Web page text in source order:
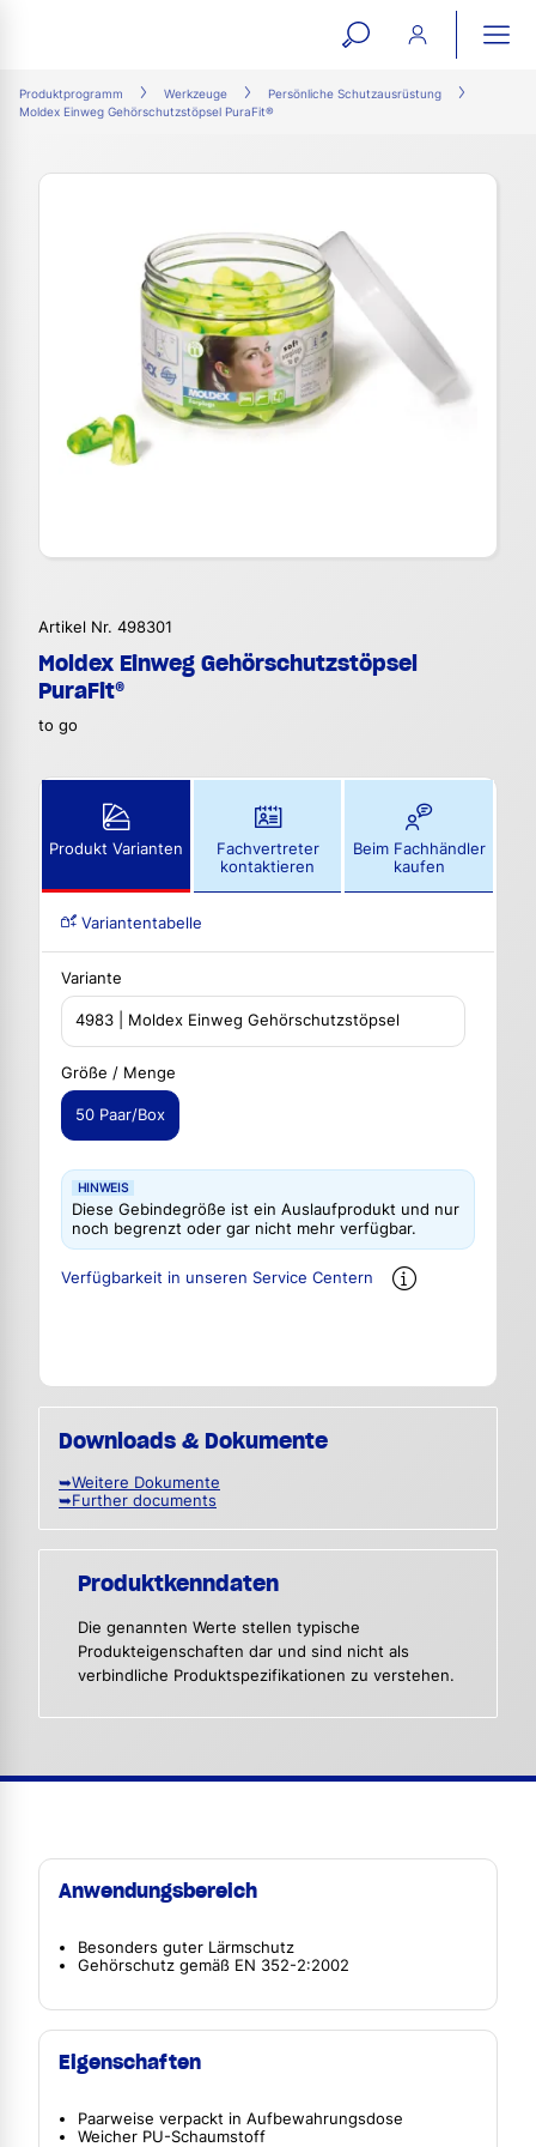
open
search
Produktprogramm Werkzeuge
Persönliche Schutzausrüstung
Moldex Einweg Gehörschutzstöpsel PuraFit®
Artikel Nr. 498301
Moldex Einweg Gehörschutzstöpsel
PuraFit®
to go
Produkt Varianten
Fachvertreter
kontaktieren
Beim Fachhändler
kaufen
Variantentabelle
Variante
4983 | Moldex Einweg Gehörschutzstöpsel
PuraFit®
Größe / Menge
50 Paar/Box
HINWEIS
Diese Gebindegröße ist ein Auslaufprodukt und nur
noch begrenzt oder gar nicht mehr verfügbar.
Verfügbarkeit in unseren Service Centern
Downloads & Dokumente
➥Weitere Dokumente
➥Further documents
Produktkenndaten
Die genannten Werte stellen typische
Produkteigenschaften dar und sind nicht als
verbindliche Produktspezifikationen zu verstehen.
Anwendungsbereich
Besonders guter Lärmschutz
Gehörschutz gemäß EN 352-2:2002
Eigenschaften
Paarweise verpackt in Aufbewahrungsdose
Weicher PU-Schaumstoff